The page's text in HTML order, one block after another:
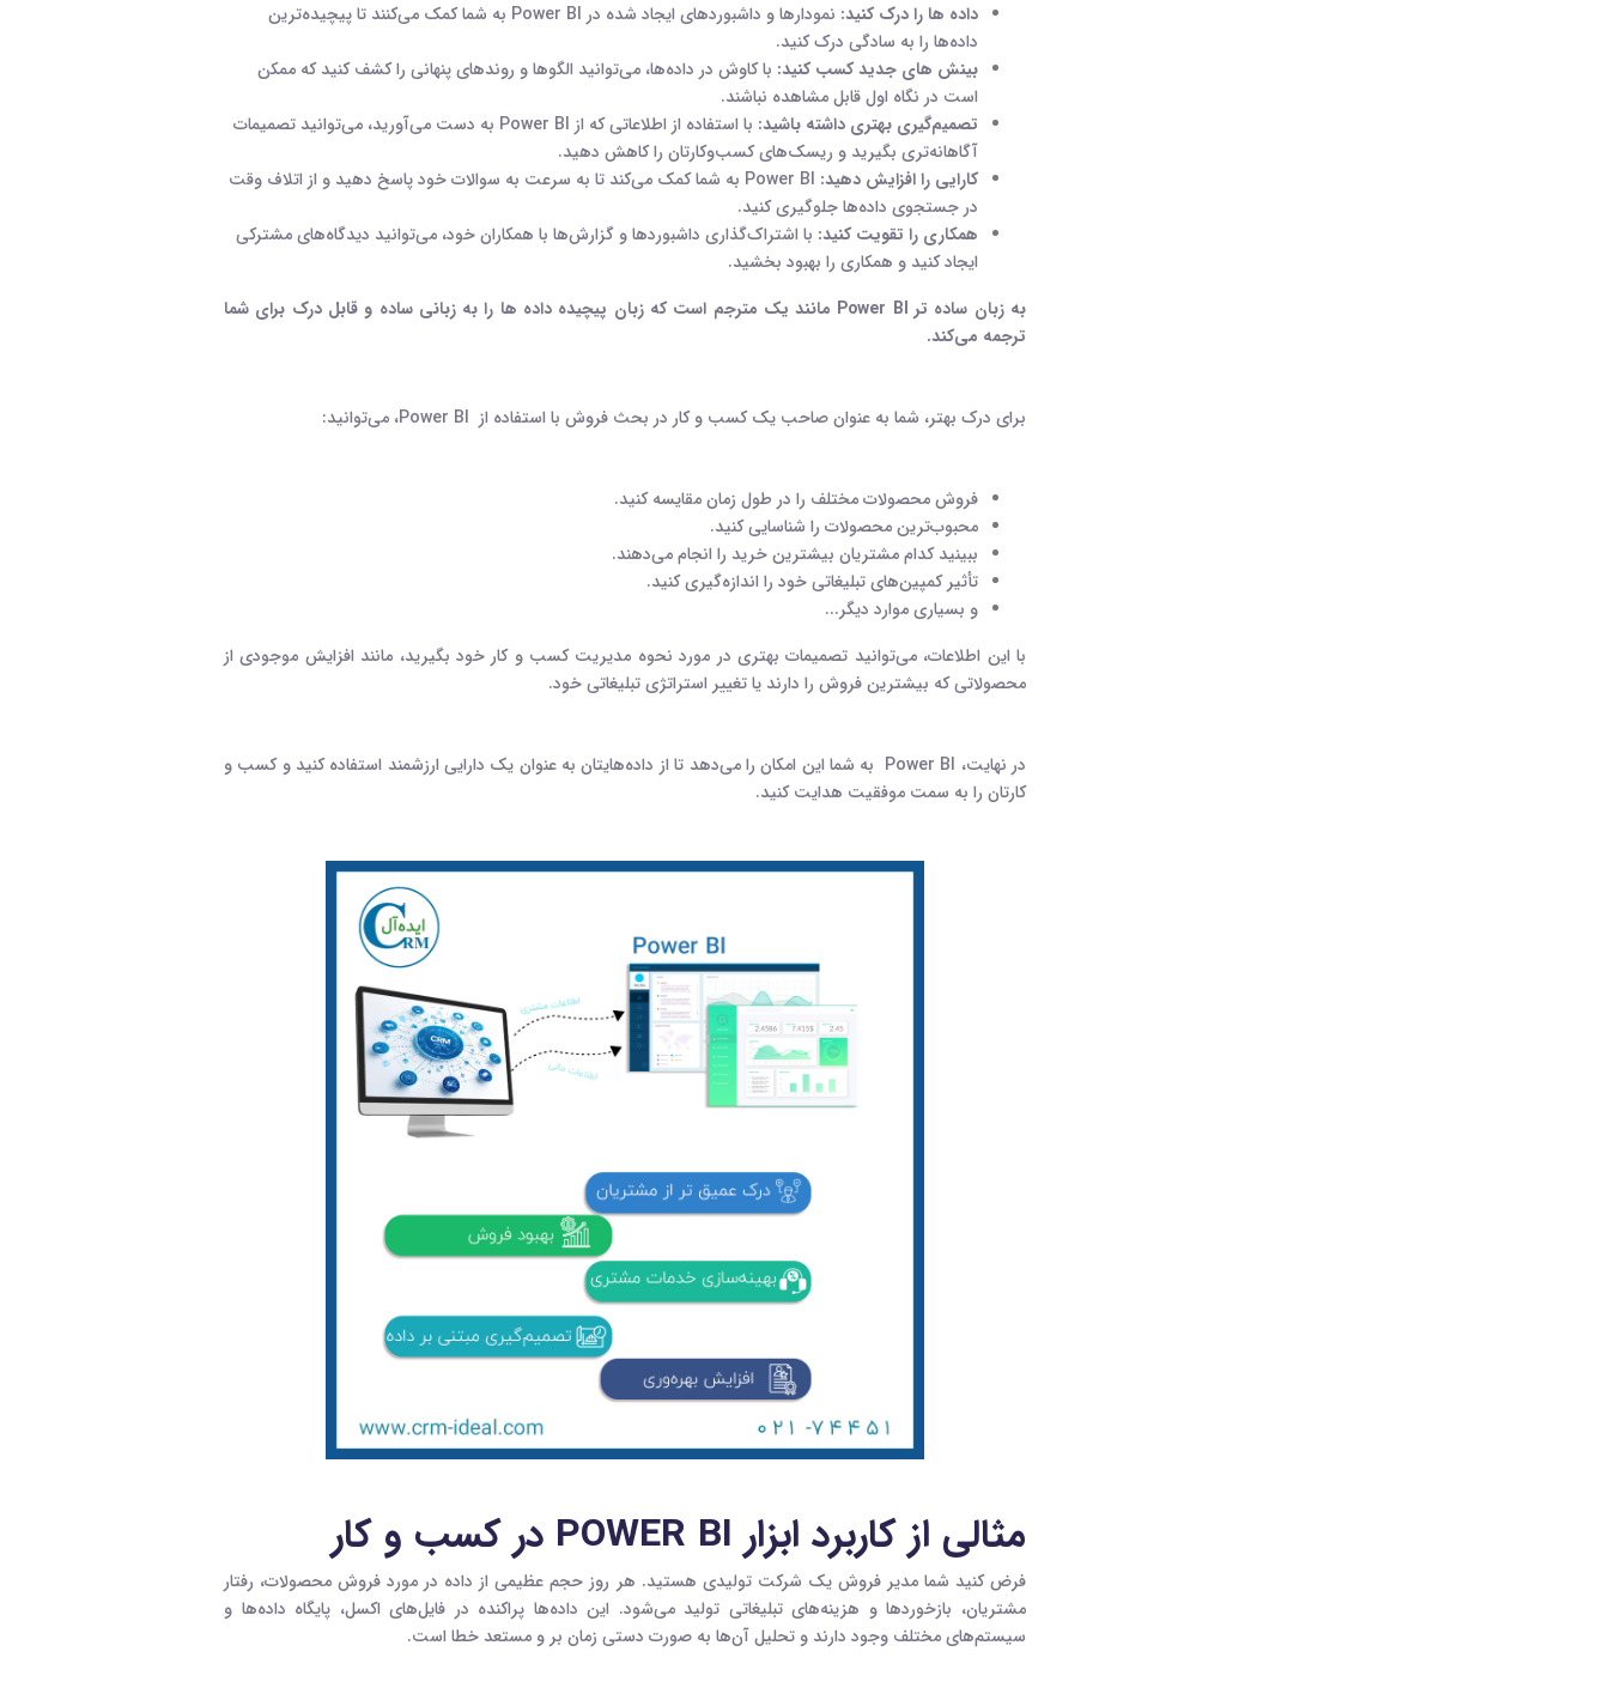
داده‌ ها را درک کنید: نمودارها و داشبوردهای ایجاد شده در Power BI به شما کمک می‌کنند تا پیچیده‌ترین
داده‌ها را به سادگی درک کنید.
بینش ‌های جدید کسب کنید: با کاوش در داده‌ها، می‌توانید الگوها و روندهای پنهانی را کشف کنید که ممکن
است در نگاه اول قابل مشاهده نباشند.
تصمیم‌گیری بهتری داشته باشید: با استفاده از اطلاعاتی که از Power BI به دست می‌آورید، می‌توانید تصمیمات
آگاهانه‌تری بگیرید و ریسک‌های کسب‌وکارتان را کاهش دهید.
کارایی را افزایش دهید: Power BI به شما کمک می‌کند تا به سرعت به سوالات خود پاسخ دهید و از اتلاف وقت
در جستجوی داده‌ها جلوگیری کنید.
همکاری را تقویت کنید: با اشتراک‌گذاری داشبوردها و گزارش‌ها با همکاران خود، می‌توانید دیدگاه‌های مشترکی
ایجاد کنید و همکاری را بهبود بخشید.
به زبان ساده تر Power BI مانند یک مترجم است که زبان پیچیده داده‌ ها را به زبانی ساده و قابل درک برای شما
ترجمه می‌کند.
برای درک بهتر، شما به عنوان صاحب یک کسب و کار در بحث فروش با استفاده از Power BI، می‌توانید:
فروش محصولات مختلف را در طول زمان مقایسه کنید.
محبوب‌ترین محصولات را شناسایی کنید.
ببینید کدام مشتریان بیشترین خرید را انجام می‌دهند.
تأثیر کمپین‌های تبلیغاتی خود را اندازه‌گیری کنید.
و بسیاری موارد دیگر...
با این اطلاعات، می‌توانید تصمیمات بهتری در مورد نحوه مدیریت کسب و کار خود بگیرید، مانند افزایش موجودی از
محصولاتی که بیشترین فروش را دارند یا تغییر استراتژی تبلیغاتی خود.
در نهایت، Power BI به شما این امکان را می‌دهد تا از داده‌هایتان به عنوان یک دارایی ارزشمند استفاده کنید و کسب‌ و
کارتان را به سمت موفقیت هدایت کنید.
مثالی از کاربرد ابزار POWER BI در کسب و کار
فرض کنید شما مدیر فروش یک شرکت تولیدی هستید. هر روز حجم عظیمی از داده در مورد فروش محصولات، رفتار
مشتریان، بازخوردها و هزینه‌های تبلیغاتی تولید می‌شود. این داده‌ها پراکنده در فایل‌های اکسل، پایگاه داده‌ها و
سیستم‌های مختلف وجود دارند و تحلیل آن‌ها به صورت دستی زمان‌ بر و مستعد خطا است.